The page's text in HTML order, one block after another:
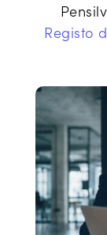
Registo